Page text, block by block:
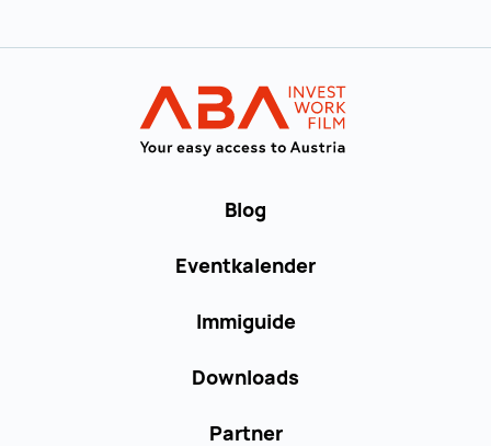
Blog
Eventkalender
Immiguide
Downloads
Partner